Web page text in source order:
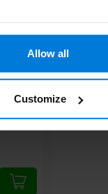
Allow all
Customize